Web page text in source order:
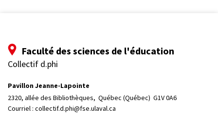
Faculté des sciences de l'éducation
Collectif d.phi
Pavillon Jeanne-Lapointe
2320, allée des Bibliothèques, Québec (Québec)  G1V 0A6
Courriel : collectif.d.phi@fse.ulaval.ca